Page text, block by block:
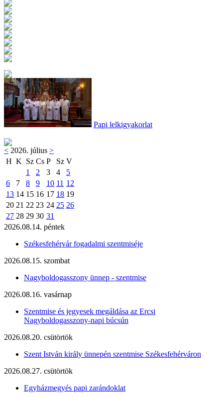
Papi lelkigyakorlat
< 2026. július >
H K Sz Cs P Sz V
1
2 3 4
5
6
7 8 9 10 11 12
13 14 15 16 17 18 19
20 21 22 23 24 25 26
27 28 29 30 31
2026.08.14. péntek
Székesfehérvár fogadalmi szentmiséje
2026.08.15. szombat
Nagyboldogasszony ünnep - szentmise
2026.08.16. vasárnap
Szentmise és jegyesek megáldása az Ercsi
Nagyboldogasszony-napi búcsún
2026.08.20. csütörtök
Szent István király ünnepén szentmise Székesfehérváron
2026.08.27. csütörtök
Egyházmegyés papi zarándoklat